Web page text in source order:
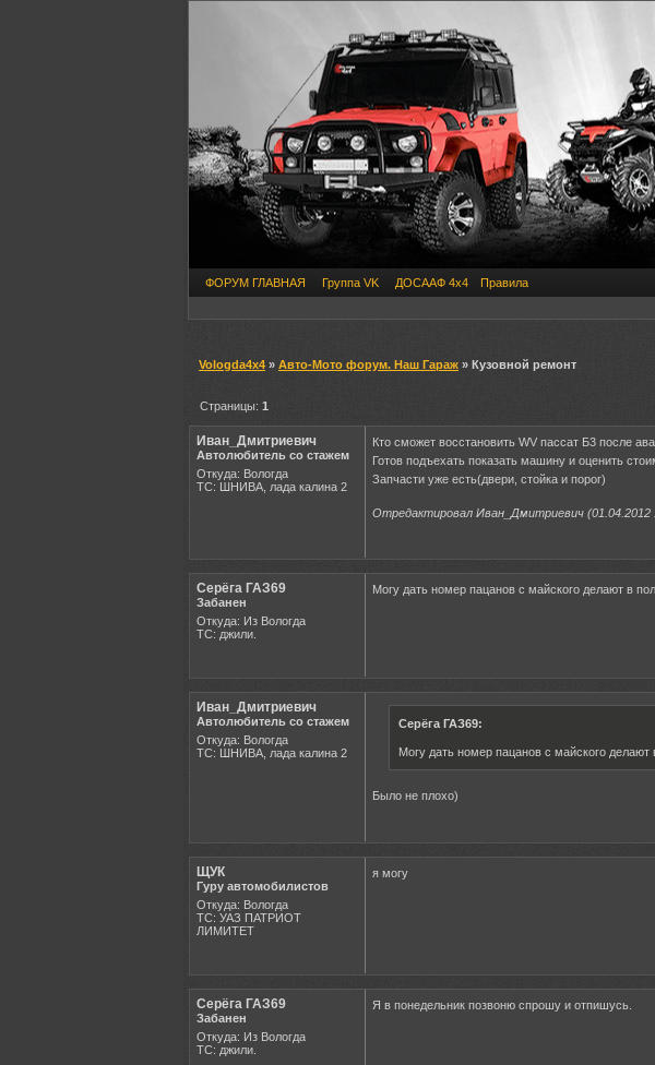
ФОРУМ ГЛАВНАЯ Группа VK ДОСААФ 4х4 Правила
Vologda4x4 » Авто-Мото форум. Наш Гараж » Кузовной ремонт
Страницы:1
Иван_Дмитриевич
Автолюбитель со стажем
Откуда: Вологда
ТС: ШНИВА, лада калина 2
Кто сможет восстановить WV пассат Б3 после
Готов подъехать показать машину и оценить
Запчасти уже есть(двери, стойка и порог)
Отредактировал Иван_Дмитриевич (01.04.2012
Серёга ГАЗ69
Забанен
Откуда: Из Вологда
ТС: джили.
Могу дать номер пацанов с майского делают в
Иван_Дмитриевич
Автолюбитель со стажем
Откуда: Вологда
ТС: ШНИВА, лада калина 2
Серёга ГАЗ69:
Могу дать номер пацанов с майского
Было не плохо)
ЩУК
Гуру автомобилистов
Откуда: Вологда
ТС: УАЗ ПАТРИОТ
ЛИМИТЕТ
я могу
Серёга ГАЗ69
Забанен
Откуда: Из Вологда
ТС: джили.
Я в понедельник позвоню спрошу и отпишусь.